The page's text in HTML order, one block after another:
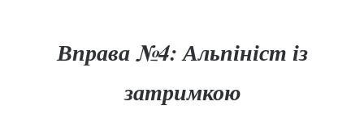
Вправа №4: Альпініст із
затримкою